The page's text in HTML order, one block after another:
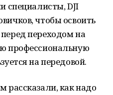
специалисты, DJI
чтобы освоить
переходом на
профессиональную
на передовой.
рассказали, как надо